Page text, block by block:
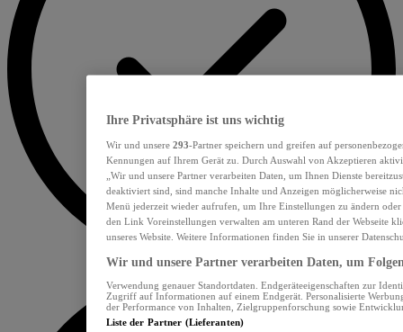
Ihre Privatsphäre ist uns wichtig
Wir und unsere 293-Partner speichern und greifen auf
Kennungen auf Ihrem Gerät zu. Durch Auswahl von Akzeptieren
„Wir und unsere Partner verarbeiten Daten, um Ihnen Dienste
deaktiviert sind, sind manche Inhalte und Anzeigen möglicherweise
Menü jederzeit wieder aufrufen, um Ihre Einstellungen zu ändern
den Link Voreinstellungen verwalten am unteren Rand der Webseite
unseres Website. Weitere Informationen finden Sie in unserer
Wir und unsere Partner verarbeiten Daten, um
Verwendung genauer Standortdaten. Endgeräteeigenschaften zur
Zugriff auf Informationen auf einem Endgerät. Personalisierte
der Performance von Inhalten, Zielgruppenforschung sowie
Liste der Partner (Lieferanten)